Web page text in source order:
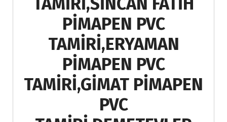
PİMAPEN PVC
TAMİRİ,ERYAMAN
PİMAPEN PVC
TAMİRİ,GİMAT PİMAPEN
PVC